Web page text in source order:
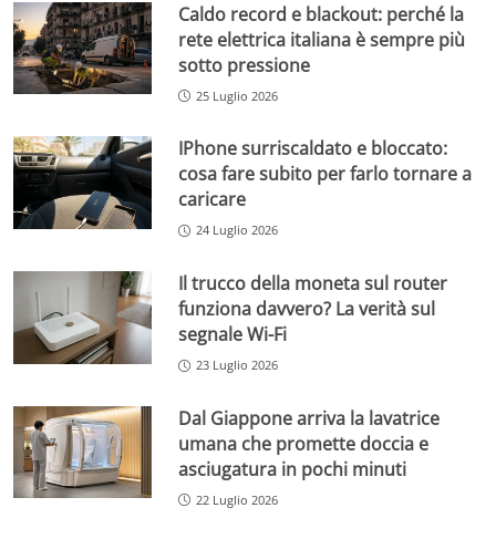
Caldo record e blackout: perché la
rete elettrica italiana è sempre più
sotto pressione
25 Luglio 2026
IPhone surriscaldato e bloccato:
cosa fare subito per farlo tornare a
caricare
24 Luglio 2026
Il trucco della moneta sul router
funziona davvero? La verità sul
segnale Wi-Fi
23 Luglio 2026
Dal Giappone arriva la lavatrice
umana che promette doccia e
asciugatura in pochi minuti
22 Luglio 2026